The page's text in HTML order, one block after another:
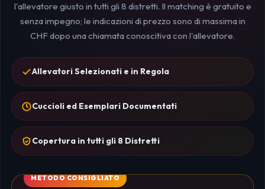
l'allevatore giusto in tutti gli 8 distretti. Il matching è gratuito e
senza impegno; le indicazioni di prezzo sono di massima in
CHF dopo una chiamata conoscitiva con l'allevatore.
Allevatori Selezionati e in Regola
Cuccioli ed Esemplari Documentati
Copertura in tutti gli 8 Distretti